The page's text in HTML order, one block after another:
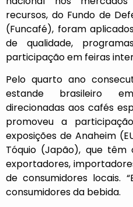
recursos, do Fundo de
(Funcafé), foram
de qualidade,
participação em feiras
Pelo quarto ano
estande brasileiro
direcionadas aos cafés
promoveu a
exposições de Anaheim
Tóquio (Japão), que têm
exportadores,
de consumidores locais.
consumidores da bebida.